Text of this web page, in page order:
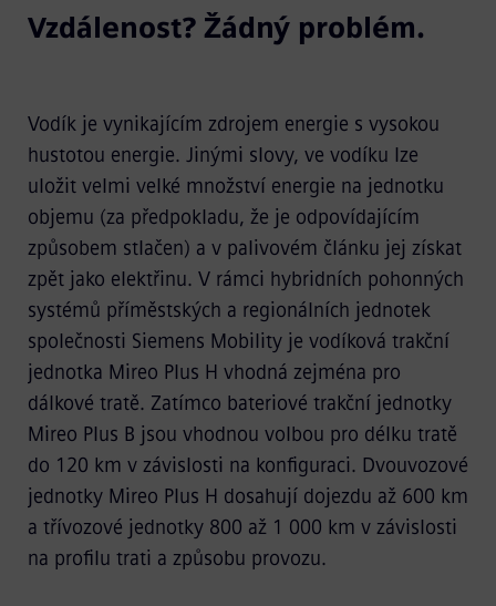
Vzdálenost? Žádný problém.
Vodík je vynikajícím zdrojem energie s vysokou
hustotou energie. Jinými slovy, ve vodíku lze
uložit velmi velké množství energie na jednotku
objemu (za předpokladu, že je odpovídajícím
způsobem stlačen) a v palivovém článku jej získat
zpět jako elektřinu. V rámci hybridních pohonných
systémů příměstských a regionálních jednotek
společnosti Siemens Mobility je vodíková trakční
jednotka Mireo Plus H vhodná zejména pro
dálkové tratě. Zatímco bateriové trakční jednotky
Mireo Plus B jsou vhodnou volbou pro délku tratě
do 120 km v závislosti na konfiguraci. Dvouvozové
jednotky Mireo Plus H dosahují dojezdu až 600 km
a třívozové jednotky 800 až 1 000 km v závislosti
na profilu trati a způsobu provozu.